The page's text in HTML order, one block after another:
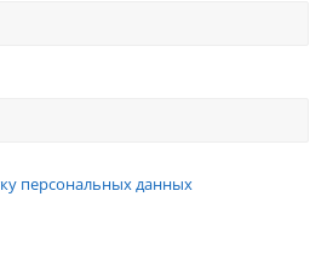
персональных данных